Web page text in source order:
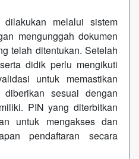
melalui sistem
mengunggah dokumen
telah ditentukan. Setelah
didik perlu mengikuti
untuk memastikan
sesuai dengan
PIN yang diterbitkan
untuk mengakses dan
pendaftaran secara